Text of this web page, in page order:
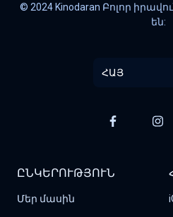
© 2024 Kinodaran Բոլոր
են:
ՀԱՅ
ԸՆԿԵՐՈՒԹՅՈՒՆ
Մեր մասին